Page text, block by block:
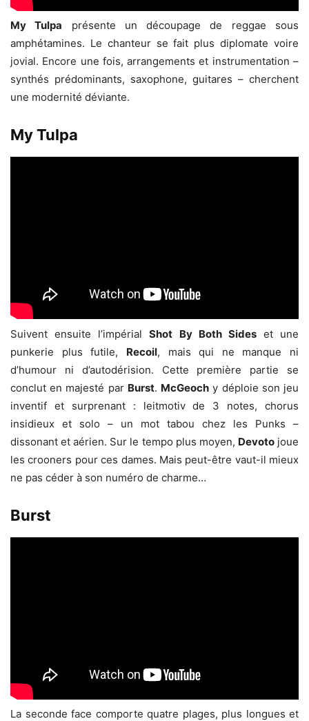
My Tulpa présente un découpage de reggae sous
amphétamines. Le chanteur se fait plus diplomate voire
jovial. Encore une fois, arrangements et instrumentation –
synthés prédominants, saxophone, guitares – cherchent
une modernité déviante.
My Tulpa
Suivent ensuite l’impérialShot By Both Sideset une
punkerie plus futile, Recoil, mais qui ne manque ni
d’humour ni d’autodérision. Cette première partie se
conclut en majesté par Burst. McGeoch y déploie son jeu
inventif et surprenant : leitmotiv de 3 notes, chorus
insidieux et solo – un mot tabou chez les Punks –
dissonant et aérien. Sur le tempo plus moyen, Devotojoue
les crooners pour ces dames. Mais peut-être vaut-il mieux
ne pas céder à son numéro de charme…
Burst
La seconde face comporte quatre plages, plus longues et